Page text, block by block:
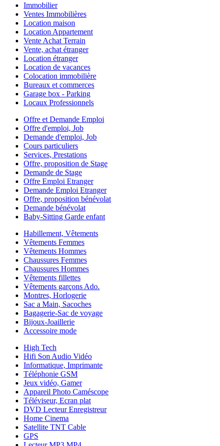
Immobilier
Ventes Immobilières
Location maison
Location Appartement
Vente Achat Terrain
Vente, achat étranger
Location étranger
Location de vacances
Colocation immobilière
Bureaux et commerces
Garage box - Parking
Locaux Professionnels
Offre et Demande Emploi
Offre d'emploi, Job
Demande d'emploi, Job
Cours particuliers
Services, Prestations
Offre, proposition de Stage
Demande de Stage
Offre Emploi Etranger
Demande Emploi Etranger
Offre, proposition bénévolat
Demande bénévolat
Baby-Sitting Garde enfant
Habillement, Vêtements
Vêtements Femmes
Vêtements Hommes
Chaussures Femmes
Chaussures Hommes
Vêtements fillettes
Vêtements garçons Ado.
Montres, Horlogerie
Sac a Main, Sacoches
Bagagerie-Sac de voyage
Bijoux-Joaillerie
Accessoire mode
High Tech
Hifi Son Audio Vidéo
Informatique, Imprimante
Téléphonie GSM
Jeux vidéo, Gamer
Appareil Photo Caméscope
Téléviseur, Ecran plat
DVD Lecteur Enregistreur
Home Cinema
Satellite TNT Cable
GPS